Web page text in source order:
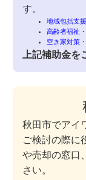
す。
地域包括支
高齢者福祉
空き家対策
上記補助金
秋田市でアイ
ご検討の際に
や売却の窓口
さい。